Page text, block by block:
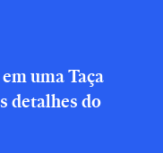
uma Taça
detalhes do